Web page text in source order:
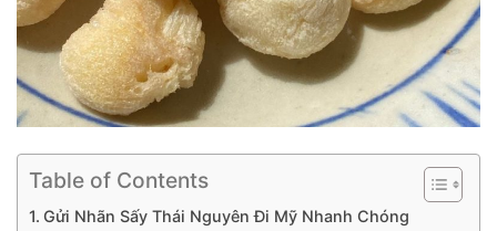
Table of Contents
Gửi Nhãn Sấy Thái Nguyên Đi Mỹ Nhanh Chóng